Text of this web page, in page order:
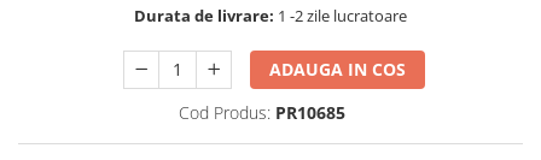
Durata de livrare: 1 -2 zile lucratoare
ADAUGA IN COS
Cod Produs: PR10685